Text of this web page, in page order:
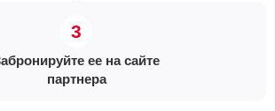
ее на сайте
партнера